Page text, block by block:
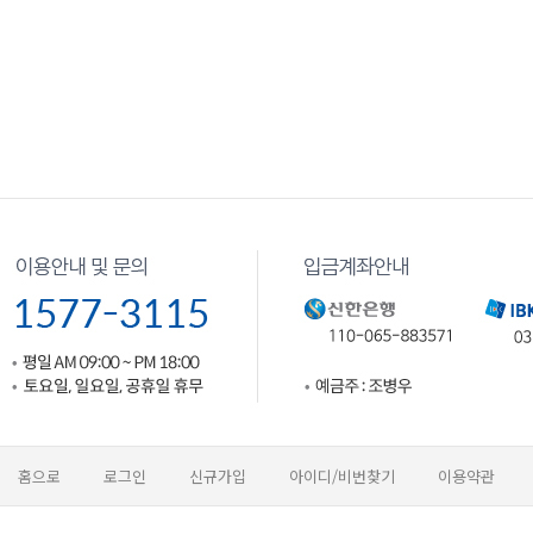
홈으로 로그인 신규가입 아이디/비번찾기 이용약관